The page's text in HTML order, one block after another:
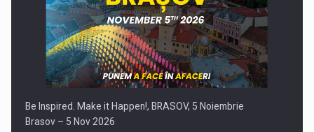
Be Inspired. Make it Happen!, BRASOV, 5 Noiembrie
Brasov – 5 Nov 2026